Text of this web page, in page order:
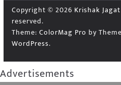
Copyright © 2026 Krishak
reserved.
Theme: ColorMag Pro by
WordPress.
Advertisements